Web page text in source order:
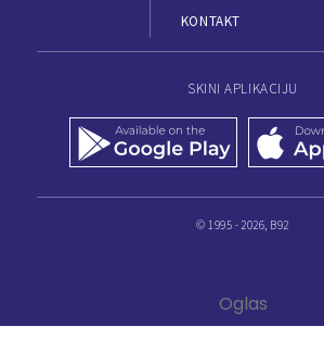
KONTAKT
SKINI APLIKACIJU
© 1995 - 2026, B92